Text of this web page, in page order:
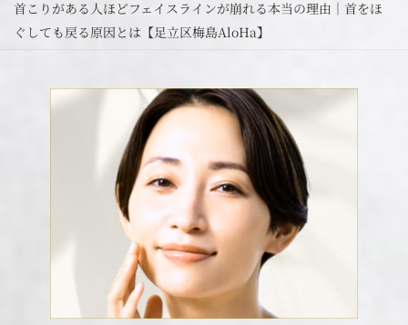
首こりがある人ほどフェイスラインが崩れる本当の理由｜首をほ
ぐしても戻る原因とは【足立区梅島AloHa】